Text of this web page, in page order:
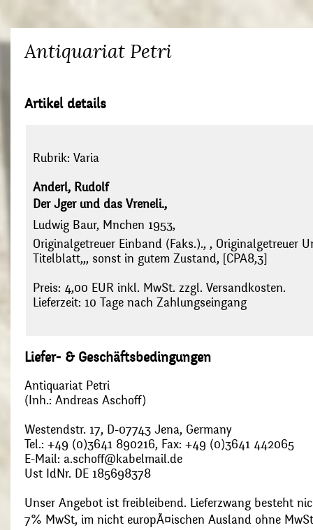
Antiquariat Petri
Artikel details
Rubrik: Varia
Anderl, Rudolf
Der Jger und das Vreneli.,
Ludwig Baur, Mnchen 1953,
Originalgetreuer Einband (Faks.)., , Originalgetreuer
Titelblatt,,, sonst in gutem Zustand, [CPA8,3]
Preis: 4,00 EUR inkl. MwSt. zzgl. Versandkosten.
Lieferzeit: 10 Tage nach Zahlungseingang
Liefer- & Geschäftsbedingungen
Antiquariat Petri
(Inh.: Andreas Aschoff)
Westendstr. 17, D-07743 Jena, Germany
Tel.: +49 (0)3641 890216, Fax: +49 (0)3641 442065
E-Mail: a.schoff@kabelmail.de
Ust IdNr. DE 185698378
Unser Angebot ist freibleibend. Lieferzwang besteht
7% MwSt, im nicht europÃ¤ischen Ausland ohne